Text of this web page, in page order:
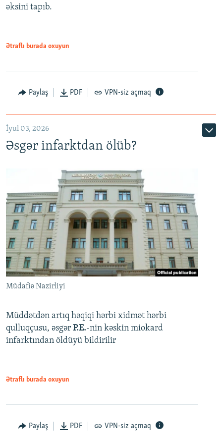
Auto 240p 360p 480p
720p 1080p
əksini tapıb.
Ətraflı burada oxuyun
Paylaş PDF VPN-siz açmaq
İyul 03, 2026
Əsgər infarktdan ölüb?
Müdafiə Nazirliyi
Müddətdən artıq həqiqi hərbi xidmət hərbi
qulluqçusu, əsgər P.E.-nin kəskin miokard
infarktından öldüyü bildirilir
Ətraflı burada oxuyun
Paylaş PDF VPN-siz açmaq